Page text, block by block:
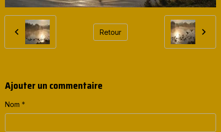
Retour
Ajouter un commentaire
Nom